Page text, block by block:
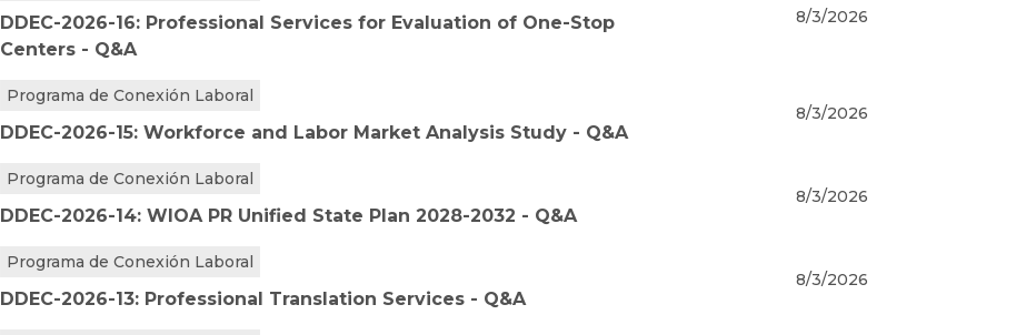
DDEC-2026-16: Professional Services for Evaluation of One-Stop
Centers - Q&A
8/3/2026
Programa de Conexión Laboral
DDEC-2026-15: Workforce and Labor Market Analysis Study - Q&A
8/3/2026
Programa de Conexión Laboral
DDEC-2026-14: WIOA PR Unified State Plan 2028-2032 - Q&A
8/3/2026
Programa de Conexión Laboral
DDEC-2026-13: Professional Translation Services - Q&A
8/3/2026